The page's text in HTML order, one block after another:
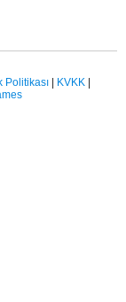
Politikası KVKK